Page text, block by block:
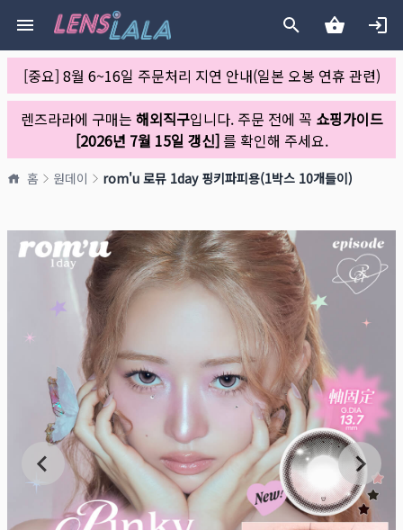
[중요] 8월 6~16일 주문처리 지연 안내(일본 오봉 연휴 관련)
렌즈라라에 구매는 해외직구입니다. 주문 전에 꼭 쇼핑가이드
[2026년 7월 15일 갱신]를 확인해 주세요.
홈 원데이 rom'u 로뮤 1day 핑키파피용(1박스 10개들이)